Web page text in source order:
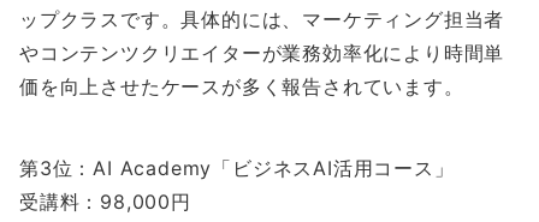
ップクラスです。具体的には、マーケティング担当者
やコンテンツクリエイターが業務効率化により時間単
価を向上させたケースが多く報告されています。
第3位：AI Academy「ビジネスAI活用コース」
受講料：98,000円